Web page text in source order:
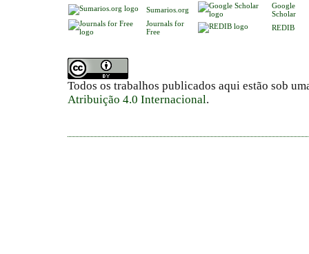
Sumarios.org
Google
Scholar
Journals for
Free
REDIB
Todos os trabalhos publicados aqui estão sob
Atribuição 4.0 Internacional.